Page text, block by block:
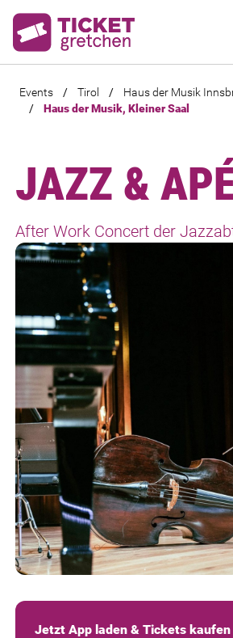
Events / Tirol /
Haus der Musik
/
Haus der Musik, Kleiner Saal
JAZZ &
After Work Concert der
Jetzt App laden & Tickets kaufen